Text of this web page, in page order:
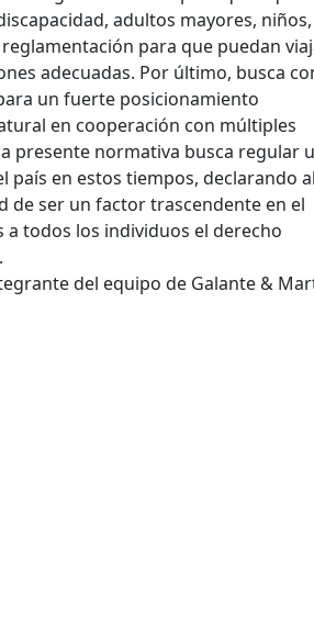
adultos mayores, niños,
para que puedan
adecuadas. Por último, busca
un fuerte posicionamiento
en cooperación con múltiples
presente normativa busca regular
país en estos tiempos, declarando al
de ser un factor trascendente en el
todos los individuos el derecho
del equipo de Galante &